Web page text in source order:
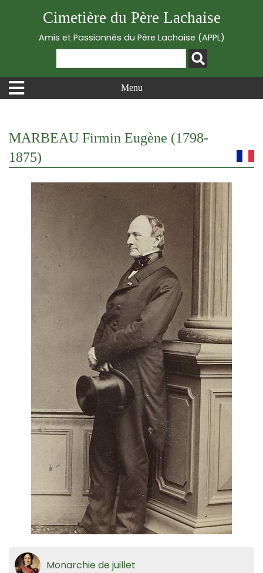
Cimetière du Père Lachaise
Amis et Passionnés du Père Lachaise (APPL)
Menu
MARBEAU Firmin Eugène (1798-
1875)
Monarchie de juillet